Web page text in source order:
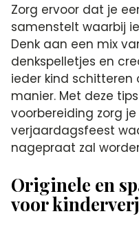
Zorg ervoor dat je
samenstelt waarbij
Denk aan een mix
denkspelletjes en
ieder kind schitteren
manier.​ Met deze
voorbereiding zorg
verjaardagsfeest
nagepraat zal
Originele en
voor